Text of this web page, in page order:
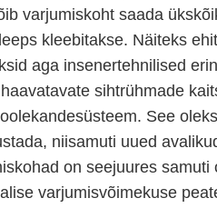
varjumiskoht saada
kleebitakse. Näiteks
aga insenertehnilised
sihtrühmade
See
niisamuti uued
on seejuures
varjumisvõimekuse